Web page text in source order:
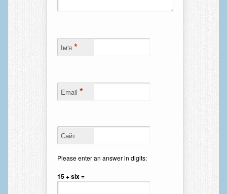
Ім'я *
Email *
Сайт
Please enter an answer in digits:
15 + six =